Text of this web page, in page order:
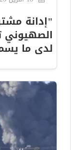
"إدانة
الصهيوني
لدى ما